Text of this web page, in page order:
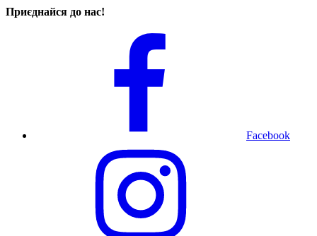
Приєднайся до нас!
Facebook